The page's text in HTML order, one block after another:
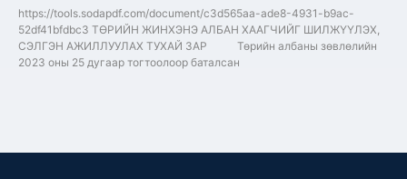
https://tools.sodapdf.com/document/c3d565aa-ade8-4931-b9ac-
52df41bfdbc3 ТӨРИЙН ЖИНХЭНЭ АЛБАН ХААГЧИЙГ ШИЛЖҮҮЛЭХ,
СЭЛГЭН АЖИЛЛУУЛАХ ТУХАЙ ЗАР Төрийн албаны зөвлөлийн
2023 оны 25 дугаар тогтоолоор баталсан